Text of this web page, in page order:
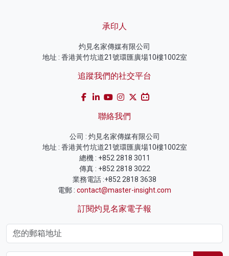
承印人
灼見名家傳媒有限公司
地址 : 香港黃竹坑道21號環匯廣場10樓1002室
追蹤我們的社交平台
聯絡我們
公司 : 灼見名家傳媒有限公司
地址 : 香港黃竹坑道21號環匯廣場10樓1002室
總機 : +852 2818 3011
傳真 : +852 2818 3022
業務電話 :+852 2818 3638
電郵 : contact@master-insight.com
訂閱灼見名家電子報